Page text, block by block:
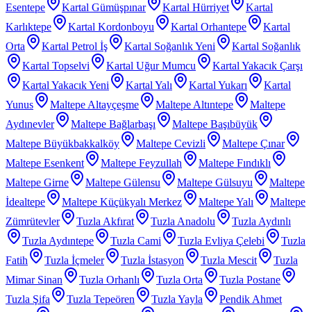
Esentepe
Kartal Gümüşpınar Kartal Hürriyet
Kartal
Karlıktepe
Kartal Kordonboyu Kartal Orhantepe
Kartal
Orta
Kartal Petrol İş Kartal Soğanlık Yeni
Kartal Soğanlık
Kartal Topselvi
Kartal Uğur Mumcu
Kartal Yakacık Çarşı
Kartal Yakacık Yeni
Kartal Yalı Kartal Yukarı
Kartal
Yunus
Maltepe Altayçeşme Maltepe Altıntepe
Maltepe
Aydınevler
Maltepe Bağlarbaşı
Maltepe Başıbüyük
Maltepe Büyükbakkalköy
Maltepe Cevizli
Maltepe Çınar
Maltepe Esenkent
Maltepe Feyzullah
Maltepe Fındıklı
Maltepe Girne
Maltepe Gülensu Maltepe Gülsuyu
Maltepe
İdealtepe
Maltepe Küçükyalı Merkez Maltepe Yalı
Maltepe
Zümrütevler
Tuzla Akfırat Tuzla Anadolu
Tuzla Aydınlı
Tuzla Aydıntepe
Tuzla Cami Tuzla Evliya Çelebi
Tuzla
Fatih
Tuzla İçmeler Tuzla İstasyon Tuzla Mescit
Tuzla
Mimar Sinan
Tuzla Orhanlı Tuzla Orta
Tuzla Postane
Tuzla Şifa
Tuzla Tepeören Tuzla Yayla
Pendik Ahmet